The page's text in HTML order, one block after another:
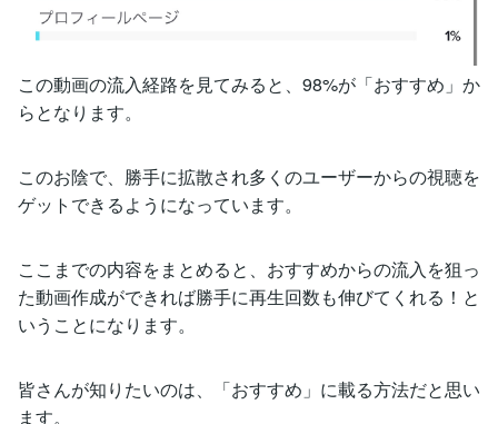
この動画の流入経路を見てみると、98%が「おすすめ」か
らとなります。
このお陰で、勝手に拡散され多くのユーザーからの視聴を
ゲットできるようになっています。
ここまでの内容をまとめると、おすすめからの流入を狙っ
た動画作成ができれば勝手に再生回数も伸びてくれる！と
いうことになります。
皆さんが知りたいのは、「おすすめ」に載る方法だと思い
ます。